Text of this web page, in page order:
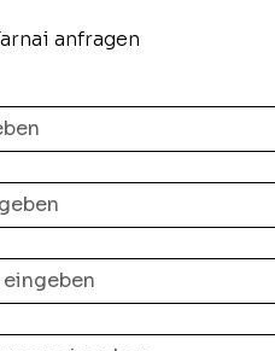
anfragen